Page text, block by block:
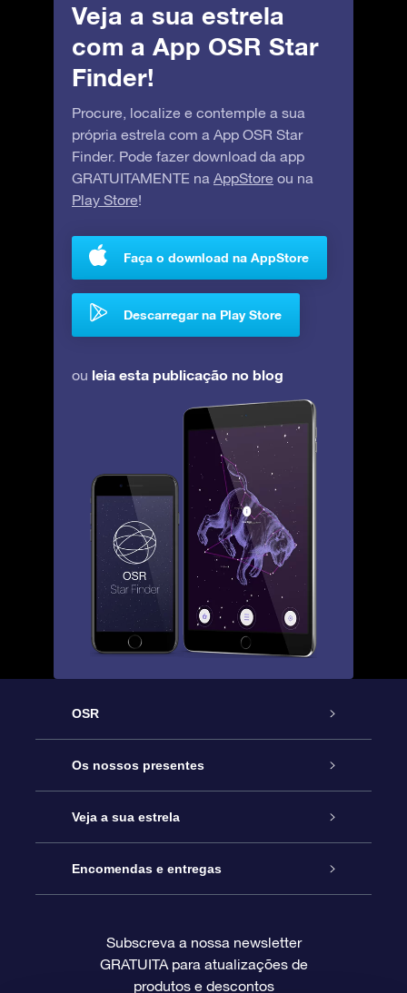
Veja a sua estrela
com a App OSR Star
Finder!
Procure, localize e contemple a sua
própria estrela com a App OSR Star
Finder. Pode fazer download da app
GRATUITAMENTE na AppStore ou na
Play Store!
Faça o download na AppStore
Descarregar na Play Store
ou leia esta publicação no blog
OSR
Serviço
Contactos
O Blog
Avaliações
Os nossos presentes
Prenda Star Online
Pacote Prenda OSR
O Cartão Presente OSR
Veja a sua estrela
Registo de Estrela
Página de Estrela personalizada
Encomendas e entregas
Informação de pagamento
Subscreva a nossa newsletter
GRATUITA para atualizações de
produtos e descontos